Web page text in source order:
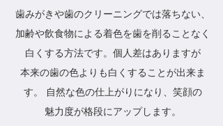
歯みがきや歯のクリーニングでは落ちない、
加齢や飲食物による着色を歯を削ることなく
白くする方法です。個人差はありますが
本来の歯の色よりも白くすることが出来ま
す。
自然な色の仕上がりになり、笑顔の
魅力度が格段にアップします。